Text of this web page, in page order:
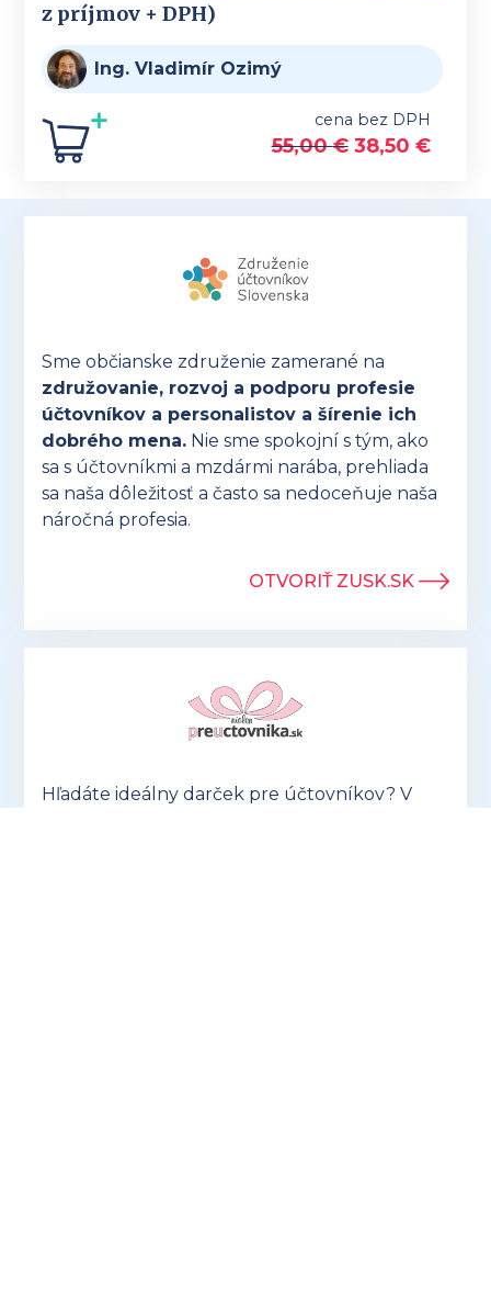
z príjmov + DPH)
Ing. Vladimír Ozimý
cena bez DPH
55,00€ 38,50 €
Sme občianske združenie zamerané na
združovanie, rozvoj a podporu profesie
účtovníkov a personalistov a šírenie ich
dobrého mena. Nie sme spokojní s tým, ako
sa s účtovníkmi a mzdármi narába, prehliada
sa naša dôležitosť a často sa nedoceňuje naša
náročná profesia.
OTVORIŤ ZUSK.SK
Hľadáte ideálny darček pre účtovníkov? V